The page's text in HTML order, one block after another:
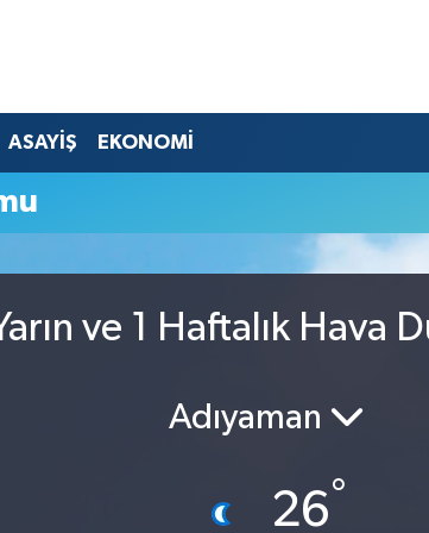
ASAYİŞ EKONOMİ
ve 1 Haftalık Hava
Adıyaman
26°